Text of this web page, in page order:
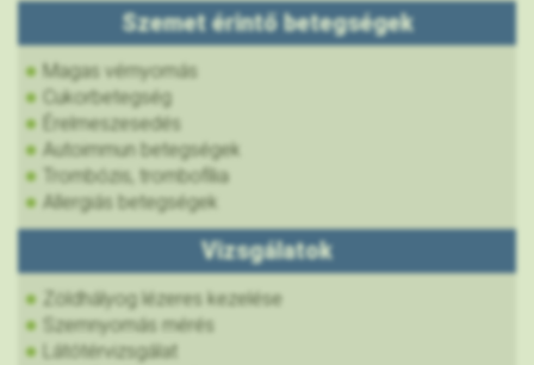
Szemet érintő betegségek
Magas vérnyomás
Cukorbetegség
Érelmeszesedés
Autoimmun betegségek
Trombózis, trombofília
Allergiás betegségek
Vizsgálatok
Zöldhályog lézeres kezelése
Szemnyomás mérés
Látótérvizsgálat